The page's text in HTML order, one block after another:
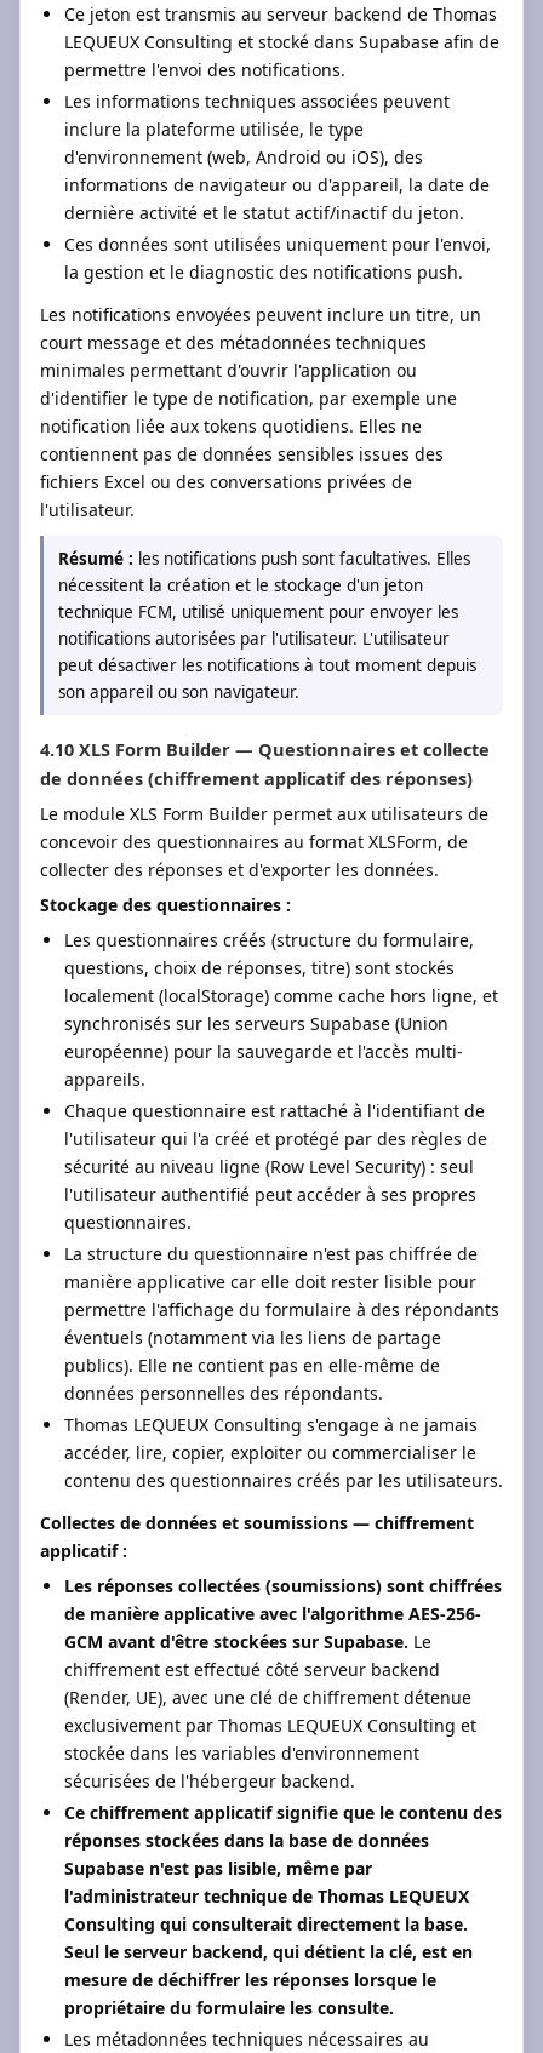
Ce jeton est transmis au serveur backend de Thomas
LEQUEUX Consulting et stocké dans Supabase afin de
permettre l'envoi des notifications.
Les informations techniques associées peuvent
inclure la plateforme utilisée, le type
d'environnement (web, Android ou iOS), des
informations de navigateur ou d'appareil, la date de
dernière activité et le statut actif/inactif du jeton.
Ces données sont utilisées uniquement pour l'envoi,
la gestion et le diagnostic des notifications push.
Les notifications envoyées peuvent inclure un titre, un
court message et des métadonnées techniques
minimales permettant d'ouvrir l'application ou
d'identifier le type de notification, par exemple une
notification liée aux tokens quotidiens. Elles ne
contiennent pas de données sensibles issues des
fichiers Excel ou des conversations privées de
l'utilisateur.
Résumé : les notifications push sont facultatives. Elles
nécessitent la création et le stockage d'un jeton
technique FCM, utilisé uniquement pour envoyer les
notifications autorisées par l'utilisateur. L'utilisateur
peut désactiver les notifications à tout moment depuis
son appareil ou son navigateur.
4.10 XLS Form Builder — Questionnaires et collecte
de données (chiffrement applicatif des réponses)
Le module XLS Form Builder permet aux utilisateurs de
concevoir des questionnaires au format XLSForm, de
collecter des réponses et d'exporter les données.
Stockage des questionnaires :
Les questionnaires créés (structure du formulaire,
questions, choix de réponses, titre) sont stockés
localement (localStorage) comme cache hors ligne, et
synchronisés sur les serveurs Supabase (Union
européenne) pour la sauvegarde et l'accès multi-
appareils.
Chaque questionnaire est rattaché à l'identifiant de
l'utilisateur qui l'a créé et protégé par des règles de
sécurité au niveau ligne (Row Level Security) : seul
l'utilisateur authentifié peut accéder à ses propres
questionnaires.
La structure du questionnaire n'est pas chiffrée de
manière applicative car elle doit rester lisible pour
permettre l'affichage du formulaire à des répondants
éventuels (notamment via les liens de partage
publics). Elle ne contient pas en elle-même de
données personnelles des répondants.
Thomas LEQUEUX Consulting s'engage à ne jamais
accéder, lire, copier, exploiter ou commercialiser le
contenu des questionnaires créés par les utilisateurs.
Collectes de données et soumissions — chiffrement
applicatif :
Les réponses collectées (soumissions) sont chiffrées
de manière applicative avec l'algorithme AES-256-
GCM avant d'être stockées sur Supabase. Le
chiffrement est effectué côté serveur backend
(Render, UE), avec une clé de chiffrement détenue
exclusivement par Thomas LEQUEUX Consulting et
stockée dans les variables d'environnement
sécurisées de l'hébergeur backend.
Ce chiffrement applicatif signifie que le contenu des
réponses stockées dans la base de données
Supabase n'est pas lisible, même par
l'administrateur technique de Thomas LEQUEUX
Consulting qui consulterait directement la base.
Seul le serveur backend, qui détient la clé, est en
mesure de déchiffrer les réponses lorsque le
propriétaire du formulaire les consulte.
Les métadonnées techniques nécessaires au